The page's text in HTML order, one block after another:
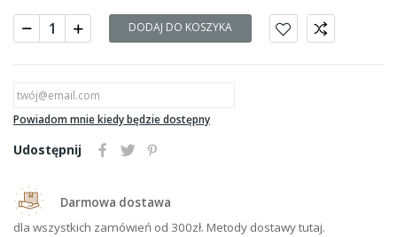
DODAJ DO KOSZYKA
Powiadom mnie kiedy będzie dostępny
Udostępnij
Darmowa dostawa
dla wszystkich zamówień od 300zł. Metody dostawy tutaj.